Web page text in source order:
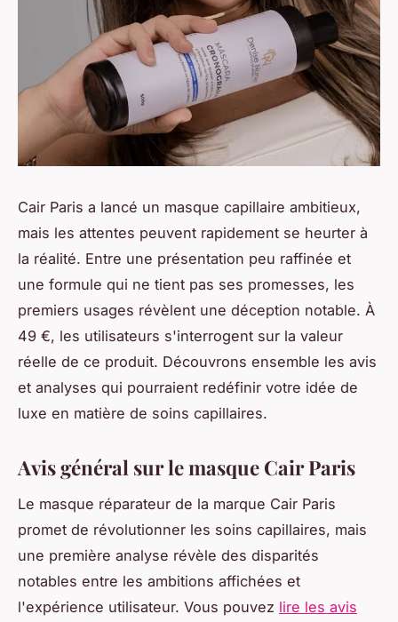
Cair Paris a lancé un masque capillaire ambitieux,
mais les attentes peuvent rapidement se heurter à
la réalité. Entre une présentation peu raffinée et
une formule qui ne tient pas ses promesses, les
premiers usages révèlent une déception notable. À
49 €, les utilisateurs s'interrogent sur la valeur
réelle de ce produit. Découvrons ensemble les avis
et analyses qui pourraient redéfinir votre idée de
luxe en matière de soins capillaires.
Avis général sur le masque Cair Paris
Le masque réparateur de la marque Cair Paris
promet de révolutionner les soins capillaires, mais
une première analyse révèle des disparités
notables entre les ambitions affichées et
l'expérience utilisateur. Vous pouvez lire les avis